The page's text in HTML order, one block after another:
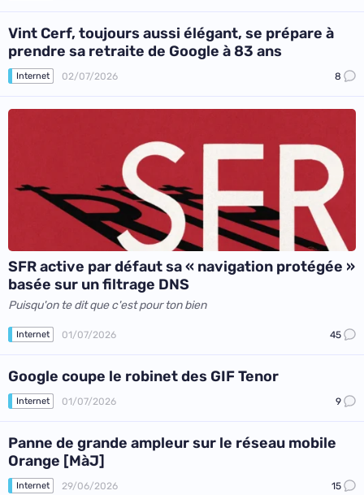
Vint Cerf, toujours aussi élégant, se prépare à
prendre sa retraite de Google à 83 ans
Internet 02/07/2026 8
SFR active par défaut sa « navigation protégée »
basée sur un filtrage DNS
Puisqu'on te dit que c'est pour ton bien
Internet 01/07/2026 45
Google coupe le robinet des GIF Tenor
Internet 01/07/2026 9
Panne de grande ampleur sur le réseau mobile
Orange [MàJ]
Internet 29/06/2026 15